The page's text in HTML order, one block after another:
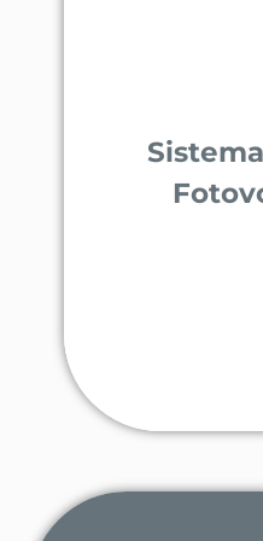
Instalação de
autoconsumo